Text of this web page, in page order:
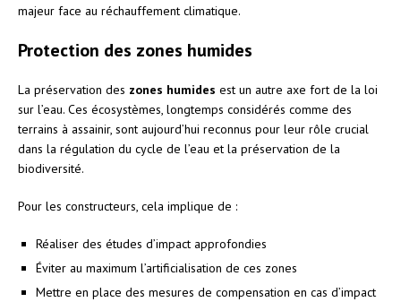
majeur face au réchauffement climatique.
Protection des zones humides
La préservation des zones humides est un autre axe fort de la loi
sur l’eau. Ces écosystèmes, longtemps considérés comme des
terrains à assainir, sont aujourd’hui reconnus pour leur rôle crucial
dans la régulation du cycle de l’eau et la préservation de la
biodiversité.
Pour les constructeurs, cela implique de :
Réaliser des études d’impact approfondies
Éviter au maximum l’artificialisation de ces zones
Mettre en place des mesures de compensation en cas d’impact